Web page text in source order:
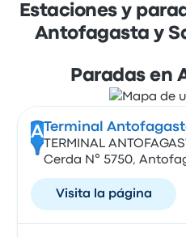
Estaciones y
Antofagasta y
Paradas en
A Terminal
TERMINAL
Cerda N° 5750,
Visita la página